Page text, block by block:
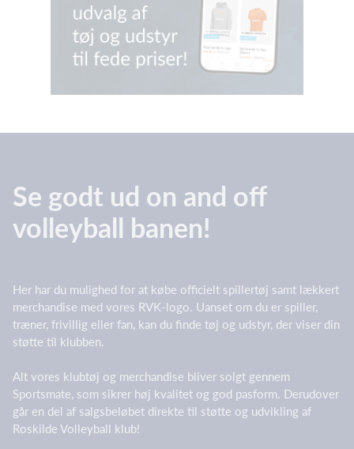
Se godt ud on and off
volleyball banen!
Her har du mulighed for at købe officielt spillertøj samt lækkert
merchandise med vores RVK-logo. Uanset om du er spiller,
træner, frivillig eller fan, kan du finde tøj og udstyr, der viser din
støtte til klubben.
Alt vores klubtøj og merchandise bliver solgt gennem
Sportsmate, som sikrer høj kvalitet og god pasform. Derudover
går en del af salgsbeløbet direkte til støtte og udvikling af
Roskilde Volleyball klub!